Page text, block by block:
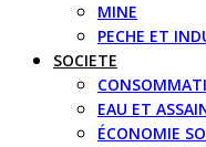
MINE
PECHE ET
SOCIETE
EAU ET
ÉCONOMIE